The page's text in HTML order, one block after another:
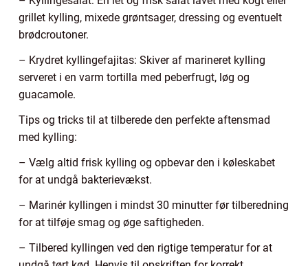
grillet kylling, mixede grøntsager, dressing og eventuelt
brødcroutoner.
– Krydret kyllingefajitas: Skiver af marineret kylling
serveret i en varm tortilla med peberfrugt, løg og
guacamole.
Tips og tricks til at tilberede den perfekte aftensmad
med kylling:
– Vælg altid frisk kylling og opbevar den i køleskabet
for at undgå bakterievækst.
– Marinér kyllingen i mindst 30 minutter før tilberedning
for at tilføje smag og øge saftigheden.
– Tilbered kyllingen ved den rigtige temperatur for at